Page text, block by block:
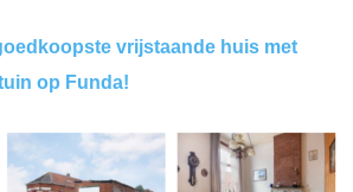
vrijstaande huis met
op Funda!